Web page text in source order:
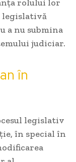
rolului lor
legislativă
a nu submina
judiciar.
în
legislativ
în special în